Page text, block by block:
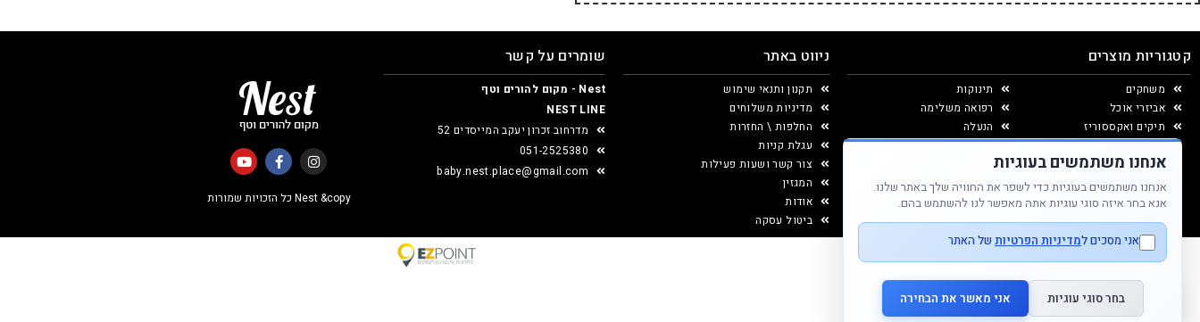
קטגוריות מוצרים
משחקים
אביזרי אוכל
תיקים ואקססוריז
יצירה ומוצרי נייר
עיצוב החדר
תינוקות
רפואה משלימה
הנעלה
ניווט באתר
תקנון ותנאי שימוש
מדיניות משלוחים
החלפות \ החזרות
עגלת קניות
צור קשר ושעות פעילות
המגזין
אודות
ביטול עסקה
שומרים על קשר
Nest - מקום להורים וטף
NEST LINE
מדרחוב זכרון יעקב המייסדים 52
051-2525380
baby.nest.place@gmail.com
Nest &copy כל הזכויות שמורות
אנחנו משתמשים בעוגיות
אנחנו משתמשים בעוגיות כדי לשפר את החוויה שלך באתר שלנו.
אנא בחר איזה סוגי עוגיות אתה מאפשר לנו להשתמש בהם.
אני מסכים למדיניות הפרטיות של האתר
בחר סוגי עוגיות אני מאשר את הבחירה